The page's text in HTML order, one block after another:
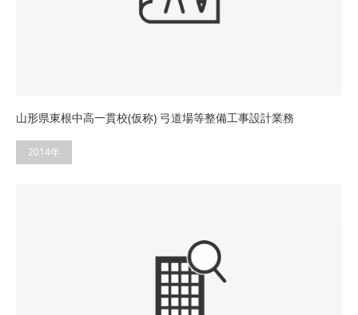
山形県東根中高一貫校(仮称) 弓道場等整備工事設計業務
2014年